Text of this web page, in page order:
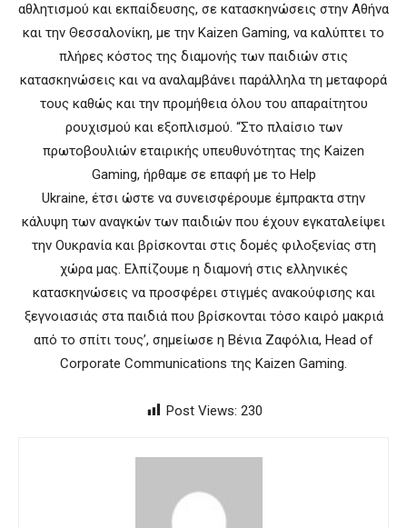
αθλητισμού και εκπαίδευσης, σε κατασκηνώσεις στην Αθήνα
και την Θεσσαλονίκη, με την Κaizen Gaming, να καλύπτει το
πλήρες κόστος της διαμονής των παιδιών στις
κατασκηνώσεις και να αναλαμβάνει παράλληλα τη μεταφορά
τους καθώς και την προμήθεια όλου του απαραίτητου
ρουχισμού και εξοπλισμού. “Στο πλαίσιο των
πρωτοβουλιών εταιρικής υπευθυνότητας της Kaizen
Gaming, ήρθαμε σε επαφή με το Help
Ukraine, έτσι ώστε να συνεισφέρουμε έμπρακτα στην
κάλυψη των αναγκών των παιδιών που έχουν εγκαταλείψει
την Ουκρανία και βρίσκονται στις δομές φιλοξενίας στη
χώρα μας. Ελπίζουμε η διαμονή στις ελληνικές
κατασκηνώσεις να προσφέρει στιγμές ανακούφισης και
ξεγνοιασιάς στα παιδιά που βρίσκονται τόσο καιρό μακριά
από το σπίτι τους’, σημείωσε η Βένια Ζαφόλια, Head of
Corporate Communications της Kaizen Gaming.
Post Views: 230